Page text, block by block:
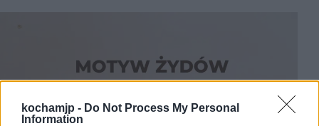
kochamjp - Do Not Process My Personal
Information